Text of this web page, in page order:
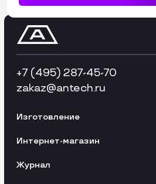
+7 (495) 287-45-70
zakaz@antech.ru
Изготовление
Интернет-магазин
Журнал